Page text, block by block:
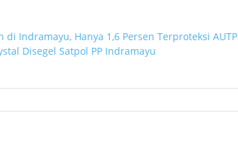
di Indramayu, Hanya 1,6 Persen Terproteksi AUTP
Disegel Satpol PP Indramayu